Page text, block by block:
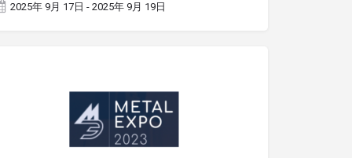
2025年 9月 17日 - 2025年 9月 19日